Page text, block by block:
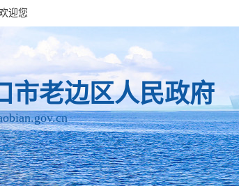
迎您
市老边区人民政府